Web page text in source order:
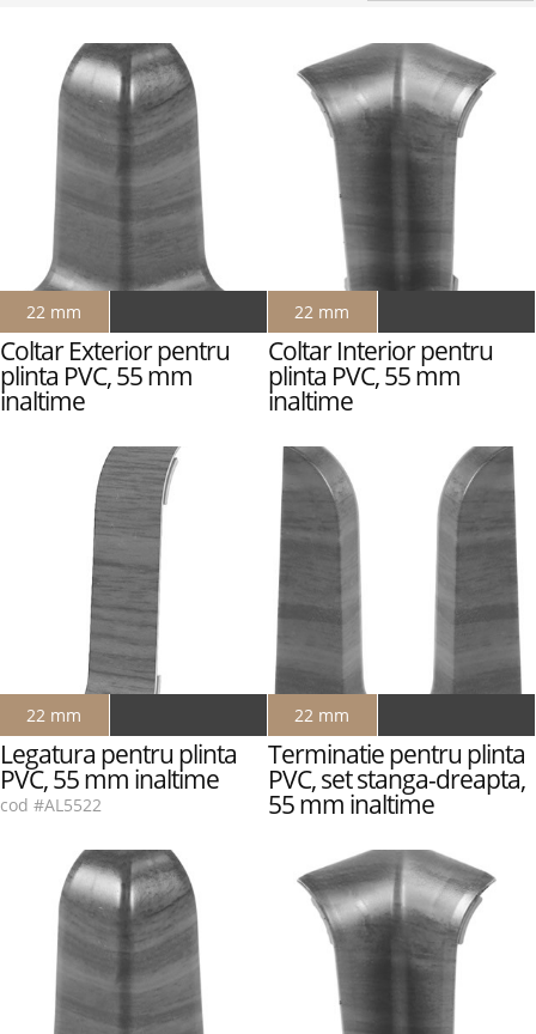
22 mm
Coltar Exterior pentru
plinta PVC, 55 mm
inaltime
22 mm
Coltar Interior pentru
plinta PVC, 55 mm
inaltime
22 mm
Legatura pentru plinta
PVC, 55 mm inaltime
cod #AL5522
22 mm
Terminatie pentru plinta
PVC, set stanga-dreapta,
55 mm inaltime